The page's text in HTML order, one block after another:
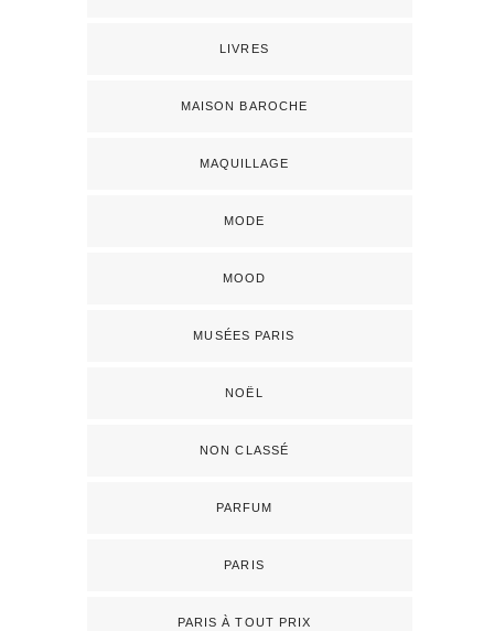
LIVRES
MAISON BAROCHE
MAQUILLAGE
MODE
MOOD
MUSÉES PARIS
NOËL
NON CLASSÉ
PARFUM
PARIS
PARIS À TOUT PRIX